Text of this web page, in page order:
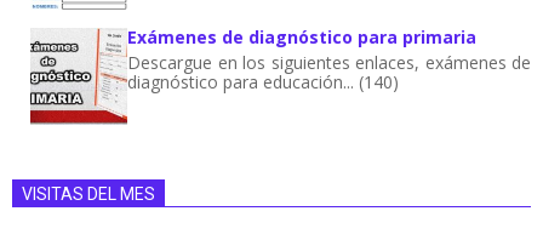
Exámenes de diagnóstico para primaria
Descargue en los siguientes enlaces, exámenes de
diagnóstico para educación... (140)
VISITAS DEL MES